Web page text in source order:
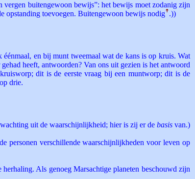
buitengewoon bewijs”: het bewijs moet zodanig zijn
opstanding toevoegen. Buitengewoon bewijs nodigꜛ .))
en bij munt tweemaal wat de kans is op kruis. Wat
heeft, antwoorden? Van ons uit gezien is het antwoord
dit is de eerste vraag bij een muntworp; dit is de
drie.
uit de waarschijnlijkheid; hier is zij er de basis van.)
personen verschillende waarschijnlijkheden voor leven op
Als genoeg Marsachtige planeten beschouwd zijn